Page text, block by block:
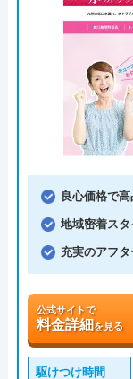
良心価格で
地域密着スタ
充実のアフタ
公式サイトで
料金詳細を見る
駆けつけ時間